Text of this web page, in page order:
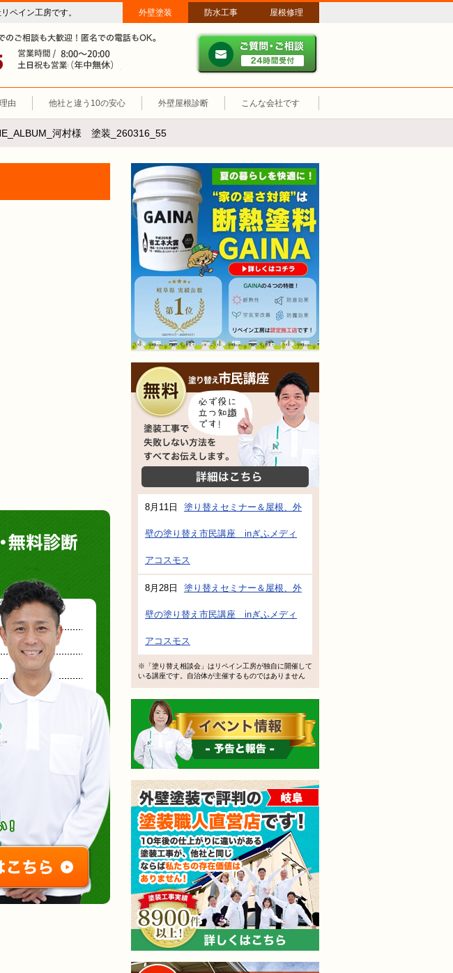
ペイン工房です。 外壁塗装 防水工事 屋根修理
理・防水工事）
メールやパソコンが苦手な方は、お電話でのご相談も大歓迎！匿名での
0120-3341-35
営業時間：午前8時～午後8時 年中無休、土日祝も営業しています。
由 他社と違う10の安心 外壁屋根診断 こんな会社です
河村様 塗装_260316_55
塗装工事で失敗しない方法をすべてお伝え
8月11日 塗り替えセミナー＆屋根、外
壁の塗り替え市民講座 inぎふメディ
アコスモス
8月28日 塗り替えセミナー＆屋根、外
壁の塗り替え市民講座 inぎふメディ
アコスモス
※「塗り替え相談会」はリペイン工房が独自に開催して
いる講座です。自治体が主催するものではありません
塗装や防水・雨漏り補修のご相談・ご質問・無
小さな塗装工事でもお願いできますか？
相見積もりで検討するけど、いいですか？
概算金額を教えてもらえますか？
など、お気軽にお問い合わせください。
35
～午後8時 土日祝も営業
無料診断やお問い合わせされても売り込みは一切いたしません！ ご相談だけのお電話
ご相談・ご質問・無料診断のご依頼フォームはこちら